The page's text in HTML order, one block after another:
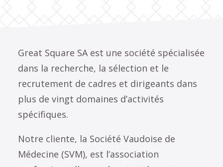
Great Square SA est une société spécialisée
dans la recherche, la sélection et le
recrutement de cadres et dirigeants dans
plus de vingt domaines d’activités
spécifiques.
Notre cliente, la Société Vaudoise de
Médecine (SVM), est l’association